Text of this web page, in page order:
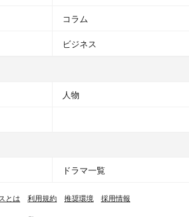
コラム
ビジネス
人物
ドラマ一覧
とは 利用規約 推奨環境 採用情報